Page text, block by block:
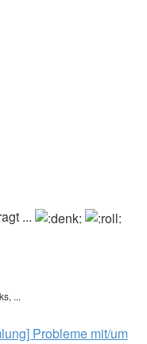
...
...
Probleme mit/um